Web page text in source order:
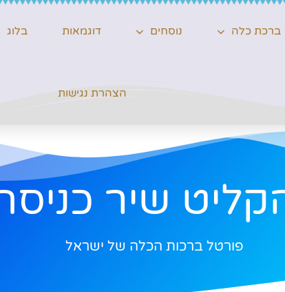
ברכת כלה נוסחים דוגמאות בלוג
הצהרת נגישות
שיר
פורטל ברכות הכלה של ישראל